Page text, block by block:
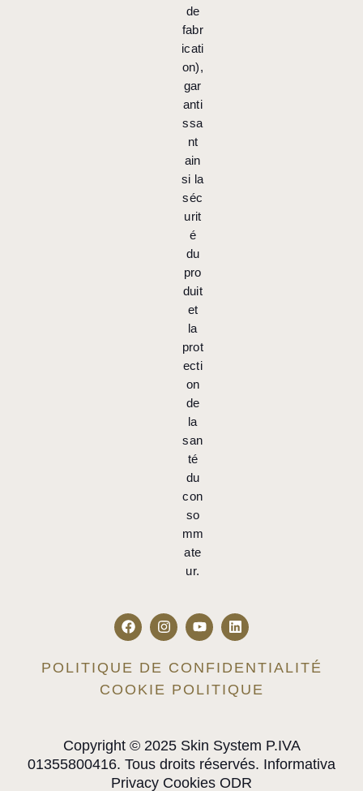
de
fabr
icati
on),
gar
anti
ssa
nt
ain
si la
séc
urit
é
du
pro
duit
et
la
prot
ecti
on
de
la
san
té
du
con
so
mm
ate
ur.
POLITIQUE DE CONFIDENTIALITÉ
COOKIE POLITIQUE
Copyright © 2025 Skin System P.IVA
01355800416. Tous droits réservés. Informativa
Privacy Cookies ODR